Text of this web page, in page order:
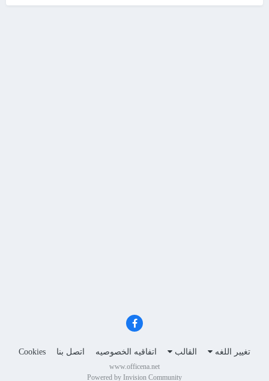
تغيير اللغه القالب اتفاقيه الخصوصيه اتصل بنا Cookies
www.officena.net
Powered by Invision Community